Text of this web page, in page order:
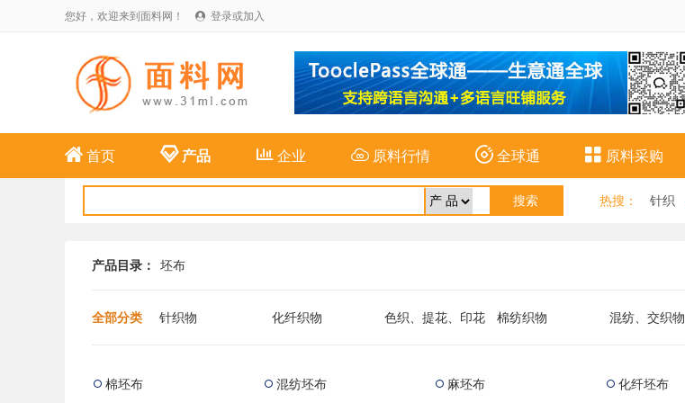
您好，欢迎来到面料网！  登录或加入
 首页 产品 企业 原料行情 全球通  原料采购
热搜 ： 针织
产品目录： 坯布
全部分类 针织物 化纤织物
色织、提花、印花
棉纺织物 混纺、交织物
 棉坯布  混纺坯布  麻坯布  化纤坯布